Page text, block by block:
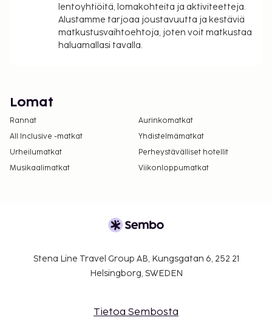
lentoyhtiöitä, lomakohteita ja aktiviteetteja.
Alustamme tarjoaa joustavuutta ja kestäviä
matkustusvaihtoehtoja, joten voit matkustaa
haluamallasi tavalla.
Lomat
Rannat
Aurinkomatkat
All Inclusive -matkat
Yhdistelmämatkat
Urheilumatkat
Perheystävälliset hotellit
Musikaalimatkat
Viikonloppumatkat
Stena Line Travel Group AB, Kungsgatan 6, 252 21
Helsingborg, SWEDEN
Tietoa Sembosta